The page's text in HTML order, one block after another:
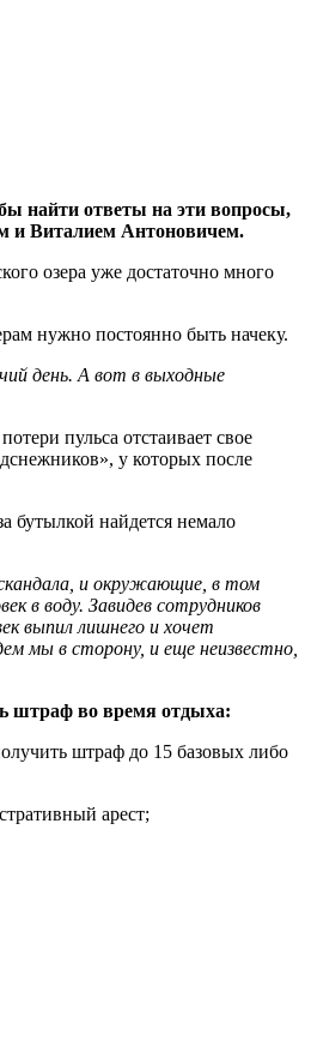
найти ответы на эти вопросы,
и Виталием Антоновичем.
озера уже достаточно много
нужно постоянно быть начеку.
день. А вот в выходные
пульса отстаивает свое
у которых после
бутылкой найдется немало
и окружающие, в том
в воду. Завидев сотрудников
выпил лишнего и хочет
мы в сторону, и еще неизвестно,
штраф во время отдыха:
штраф до 15 базовых либо
арест;